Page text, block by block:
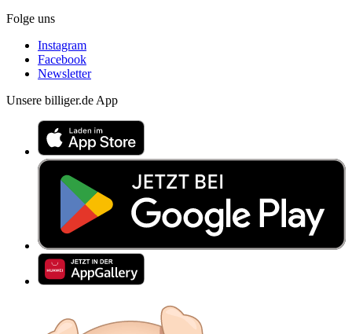
Folge uns
Instagram
Facebook
Newsletter
Unsere billiger.de App